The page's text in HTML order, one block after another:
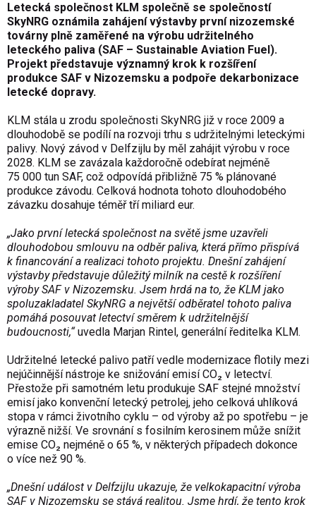
Letecká společnost KLM společně se společností
SkyNRG oznámila zahájení výstavby první nizozemské
továrny plně zaměřené na výrobu udržitelného
leteckého paliva (SAF – Sustainable Aviation Fuel).
Projekt představuje významný krok k rozšíření
produkce SAF v Nizozemsku a podpoře dekarbonizace
letecké dopravy.
KLM stála u zrodu společnosti SkyNRG již v roce 2009 a
dlouhodobě se podílí na rozvoji trhu s udržitelnými leteckými
palivy. Nový závod v Delfzijlu by měl zahájit výrobu v roce
2028. KLM se zavázala každoročně odebírat nejméně
75 000 tun SAF, což odpovídá přibližně 75 % plánované
produkce závodu. Celková hodnota tohoto dlouhodobého
závazku dosahuje téměř tří miliard eur.
„Jako první letecká společnost na světě jsme uzavřeli
dlouhodobou smlouvu na odběr paliva, která přímo přispívá
k financování a realizaci tohoto projektu. Dnešní zahájení
výstavby představuje důležitý milník na cestě k rozšíření
výroby SAF v Nizozemsku. Jsem hrdá na to, že KLM jako
spoluzakladatel SkyNRG a největší odběratel tohoto paliva
pomáhá posouvat letectví směrem k udržitelnější
budoucnosti,“ uvedla Marjan Rintel, generální ředitelka KLM.
Udržitelné letecké palivo patří vedle modernizace flotily mezi
nejúčinnější nástroje ke snižování emisí CO₂ v letectví.
Přestože při samotném letu produkuje SAF stejné množství
emisí jako konvenční letecký petrolej, jeho celková uhlíková
stopa v rámci životního cyklu – od výroby až po spotřebu – je
výrazně nižší. Ve srovnání s fosilním kerosinem může snížit
emise CO₂ nejméně o 65 %, v některých případech dokonce
o více než 90 %.
„Dnešní událost v Delfzijlu ukazuje, že velkokapacitní výroba
SAF v Nizozemsku se stává realitou. Jsme hrdí, že tento krok